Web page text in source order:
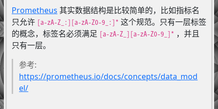
Prometheus 其实数据结构是比较简单的，比如指标名
只允许 [a-zA-Z_:][a-zA-Z0-9_:]* 这个规范。只有一层标签
的概念，标签名必须满足 [a-zA-Z_][a-zA-Z0-9_]* ，并且
只有一层。
参考:
https://prometheus.io/docs/concepts/data_mod
el/